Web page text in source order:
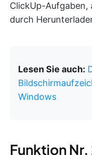
ClickUp-Aufgaben,
durch
Lesen Sie auch:
Windows
Funktion